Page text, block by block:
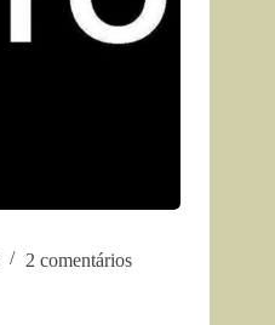
2 comentários